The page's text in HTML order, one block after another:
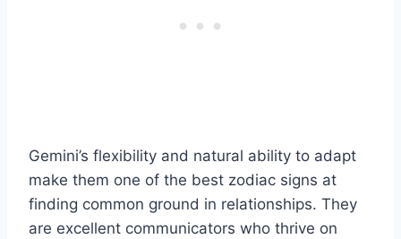
Gemini’s flexibility and natural ability to adapt
make them one of the best zodiac signs at
finding common ground in relationships. They
are excellent communicators who thrive on